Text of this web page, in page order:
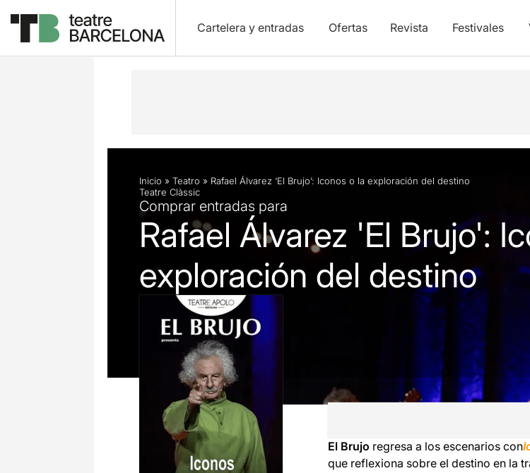
Cartelera y entradas Ofertas Revista Festivales
Descripción Ficha artística Fotos y vídeos
Inicio » Teatro » Rafael Álvarez ‘El Brujo’: Iconos o la exploración del destino
Teatre Clàssic
Comprar entradas para
Rafael Álvarez 'El Brujo':
exploración del destino
El Brujo regresa a los escenarios con
que reflexiona sobre el destino en la